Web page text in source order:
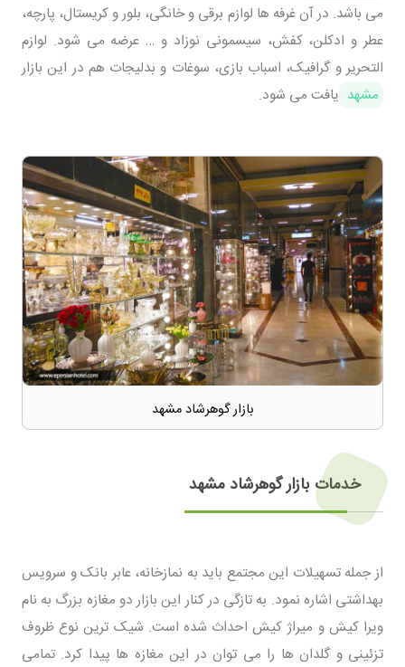
می باشد. در آن‌ غرفه ها لوازم برقی و خانگی، بلور و کریستال، پارچه،
عطر و ادکلن، کفش، سیسمونی نوزاد و … عرضه می شود. لوازم‌
التحریر و گرافیک، اسباب بازی، سوغات و بدلیجات هم در این بازار
مشهد یافت می شود.
بازار گوهرشاد مشهد
خدمات بازار گوهرشاد مشهد
از جمله تسهیلات این مجتمع باید به نمازخانه‌، عابر بانک و سرویس
بهداشتی اشاره نمود. به تازگی در کنار این بازار دو مغازه بزرگ به نام
ویرا کیش و میراژ کیش احداث شده است. شیک ترین نوع ظروف
تزئینی و گلدان ها را می توان در این مغازه ها پیدا کرد. تمامی